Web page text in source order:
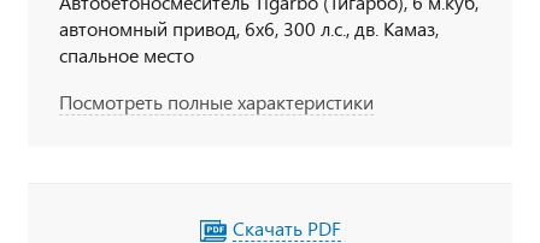
автономный привод, 6х6, 300 л.с., дв. Камаз,
спальное место
Посмотреть полные характеристики
Скачать PDF